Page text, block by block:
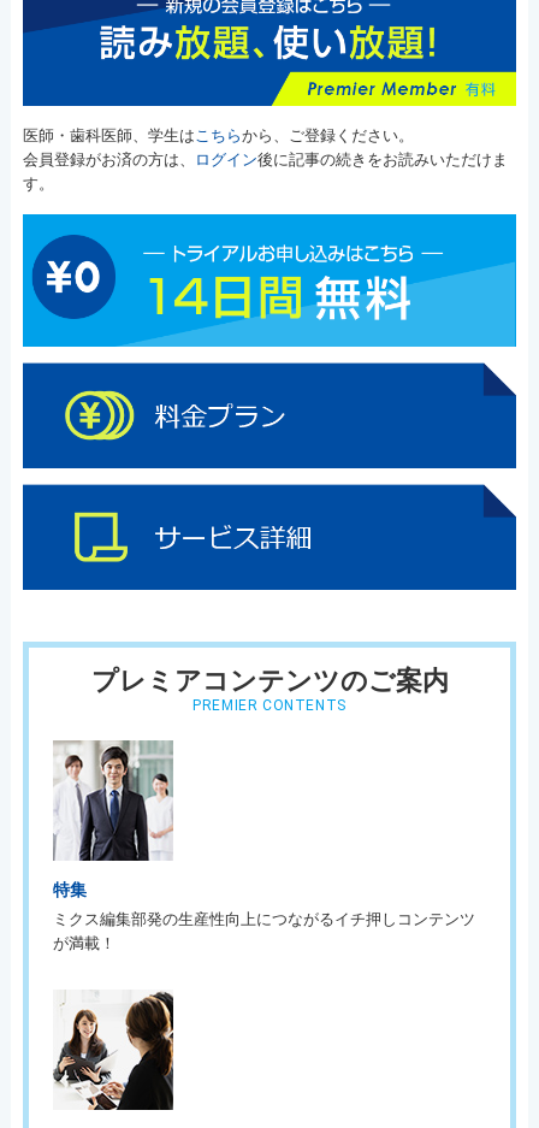
医師・歯科医師、学生はこちらから、ご登録ください。
会員登録がお済の方は、
ログイン後に記事の続きをお読みいただけま
す。
プレミアコンテンツのご案内
PREMIER CONTENTS
特集
ミクス編集部発の生産性向上につながるイチ押しコンテンツ
が満載！